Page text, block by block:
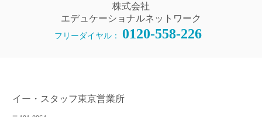
株式会社
エデュケーショナルネットワーク
フリーダイヤル： 0120-558-226
イー・スタッフ東京営業所